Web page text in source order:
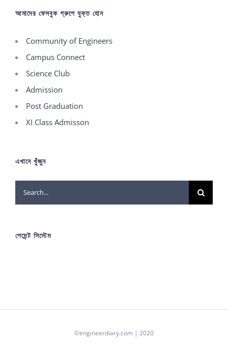
আমাদের ফেসবুক গ্রুপে যুক্ত হোন
Community of Engineers
Campus Connect
Science Club
Admission
Post Graduation
XI Class Admisson
এখানে খুঁজুন
Search
for:
পেমেন্ট সিস্টেম
©engineerdiary.com | 2020